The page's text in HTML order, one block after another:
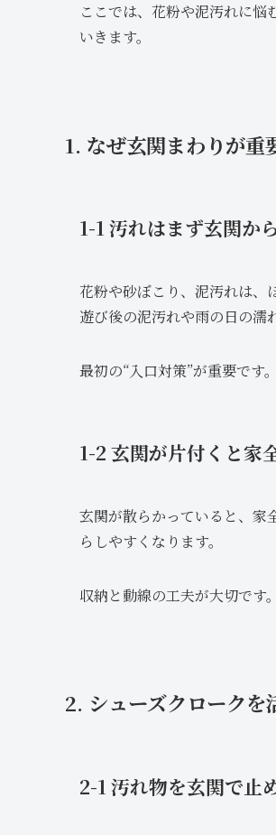
ここでは、花粉や泥汚れに
いきます。
1. なぜ玄関まわりが重
1-1 汚れはまず玄関か
花粉や砂ぼこり、泥汚れは、
遊び後の泥汚れや雨の日の濡
最初の“入口対策”が重要です。
1-2 玄関が片付くと家
玄関が散らかっていると、家
らしやすくなります。
収納と動線の工夫が大切です。
2. シューズクロークを
2-1 汚れ物を玄関で止